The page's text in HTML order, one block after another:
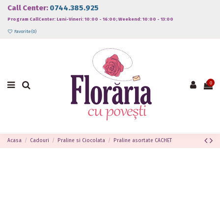
Call Center: 0744.385.925
Program CallCenter: Luni-Vineri: 10:00 - 16:00; Weekend: 10:00 - 13:00
Favorite (0)
0
Acasa Cadouri Praline si Ciocolata Praline asortate CACHET